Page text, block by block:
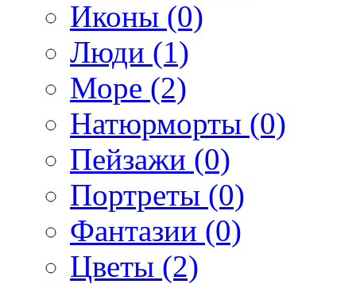
Иконы (0)
Люди (1)
Море (2)
Натюрморты (0)
Пейзажи (0)
Портреты (0)
Фантазии (0)
Цветы (2)